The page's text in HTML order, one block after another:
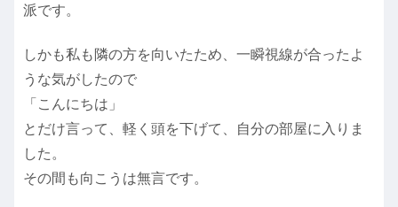
派です。
しかも私も隣の方を向いたため、一瞬視線が合ったよ
うな気がしたので
「こんにちは」
とだけ言って、軽く頭を下げて、自分の部屋に入りま
した。
その間も向こうは無言です。